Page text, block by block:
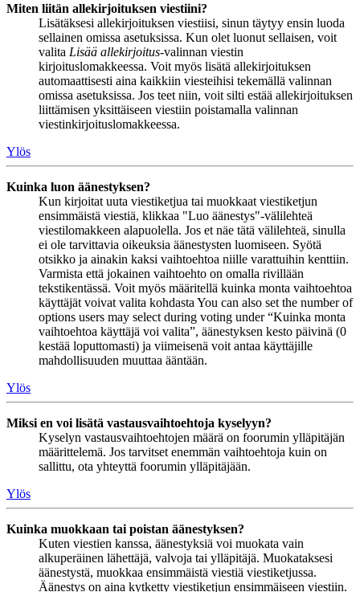
Miten liitän allekirjoituksen viestiini?
Lisätäksesi allekirjoituksen viestiisi, sinun täytyy ensin luoda
sellainen omissa asetuksissa. Kun olet luonut sellaisen, voit
valita Lisää allekirjoitus-valinnan viestin
kirjoituslomakkeessa. Voit myös lisätä allekirjoituksen
automaattisesti aina kaikkiin viesteihisi tekemällä valinnan
omissa asetuksissa. Jos teet niin, voit silti estää allekirjoituksen
liittämisen yksittäiseen viestiin poistamalla valinnan
viestinkirjoituslomakkeessa.
Ylös
Kuinka luon äänestyksen?
Kun kirjoitat uuta viestiketjua tai muokkaat viestiketjun
ensimmäistä viestiä, klikkaa "Luo äänestys"-välilehteä
viestilomakkeen alapuolella. Jos et näe tätä välilehteä, sinulla
ei ole tarvittavia oikeuksia äänestysten luomiseen. Syötä
otsikko ja ainakin kaksi vaihtoehtoa niille varattuihin kenttiin.
Varmista että jokainen vaihtoehto on omalla rivillään
tekstikentässä. Voit myös määritellä kuinka monta vaihtoehtoa
käyttäjät voivat valita kohdasta You can also set the number of
options users may select during voting under “Kuinka monta
vaihtoehtoa käyttäjä voi valita”, äänestyksen kesto päivinä (0
kestää loputtomasti) ja viimeisenä voit antaa käyttäjille
mahdollisuuden muuttaa ääntään.
Ylös
Miksi en voi lisätä vastausvaihtoehtoja kyselyyn?
Kyselyn vastausvaihtoehtojen määrä on foorumin ylläpitäjän
määrittelemä. Jos tarvitset enemmän vaihtoehtoja kuin on
sallittu, ota yhteyttä foorumin ylläpitäjään.
Ylös
Kuinka muokkaan tai poistan äänestyksen?
Kuten viestien kanssa, äänestyksiä voi muokata vain
alkuperäinen lähettäjä, valvoja tai ylläpitäjä. Muokataksesi
äänestystä, muokkaa ensimmäistä viestiä viestiketjussa.
Äänestys on aina kytketty viestiketjun ensimmäiseen viestiin.